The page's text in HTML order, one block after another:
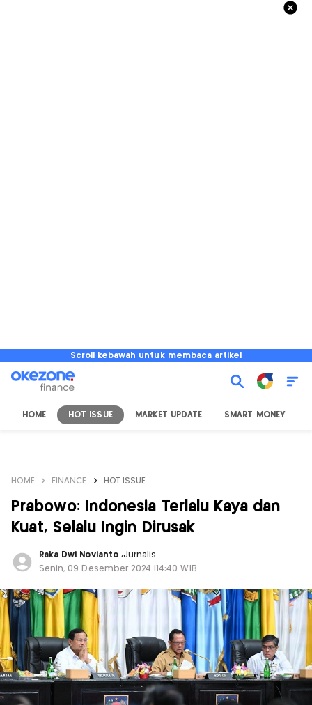
Scroll kebawah untuk membaca artikel
HOME HOT ISSUE MARKET UPDATE SMART MONEY
HOME FINANCE HOT ISSUE
Prabowo: Indonesia Terlalu Kaya dan
Kuat, Selalu Ingin Dirusak
Raka Dwi Novianto ,Jurnalis
Senin, 09 Desember 2024 |14:40 WIB